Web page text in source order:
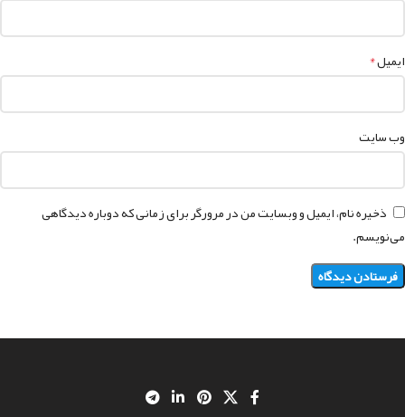
ایمیل*
وب‌ سایت
ذخیره نام، ایمیل و وبسایت من در مرورگر برای زمانی که دوباره دیدگاهی
می‌نویسم.